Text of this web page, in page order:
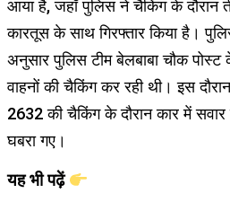
आया है, जहाँ पुलिस ने चैकिंग के दौरान
कारतूस के साथ गिरफ्तार किया है।
अनुसार पुलिस टीम बेलबाबा चौक
वाहनों की चैकिंग कर रही थी। इस
2632 की चैकिंग के दौरान कार में
घबरा गए।
यह भी पढ़ें